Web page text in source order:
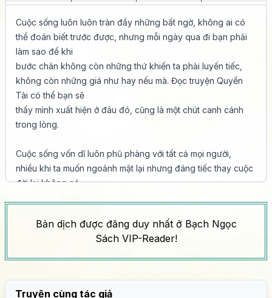
Cuộc sống luôn luôn tràn đầy những bất ngờ, không ai có
thể đoán biết trước được, nhưng mỗi ngày qua đi bạn phải
làm sao để khi
bước chân không còn những thứ khiến ta phải luyến tiếc,
không còn những giá như hay nếu mà. Đọc truyện Quyền
Tài có thể bạn sẽ
thấy mình xuất hiện ở đâu đó, cũng là một chút canh cánh
trong lòng.
Cuộc sống vốn dĩ luôn phũ phàng với tất cả mọi người,
nhiều khi ta muốn ngoảnh mặt lại nhưng đáng tiếc thay cuộc
đời lại không có
bao nhiêu
chuyện ta có thể làm lại trong sáu mươi giây đó.Vậy chúng
ta có thể thay đổi được gì? Đổng Học Bân nói, nếu tôi có thể
Bản dịch được đăng duy nhất ở Bạch Ngọc
Sách VIP-Reader!
Truyện cùng tác giả